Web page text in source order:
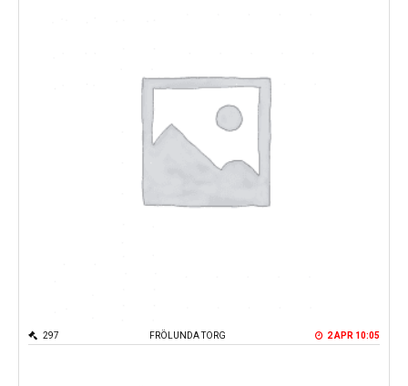
FRÖLUNDA TORG
297 2 APR 10:05